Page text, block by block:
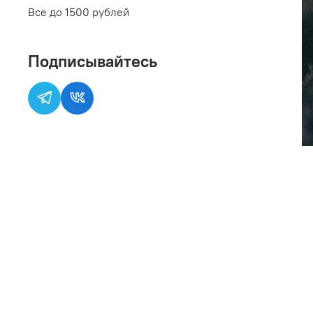
Все до 1500 рублей
Подписывайтесь